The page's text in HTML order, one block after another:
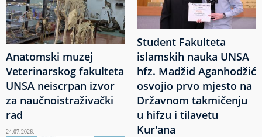
Anatomski muzej
Veterinarskog fakulteta
UNSA neiscrpan izvor
za naučnoistraživački
rad
24.07.2026.
Student Fakulteta
islamskih nauka UNSA
hfz. Madžid Aganhodžić
osvojio prvo mjesto na
Državnom takmičenju
u hifzu i tilavetu
Kur'ana